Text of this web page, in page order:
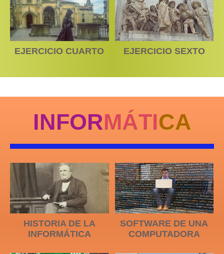
EJERCICIO CUARTO EJERCICIO SEXTO
INFORMÁTICA
HISTORIA DE LA
INFORMÁTICA
SOFTWARE DE UNA
COMPUTADORA